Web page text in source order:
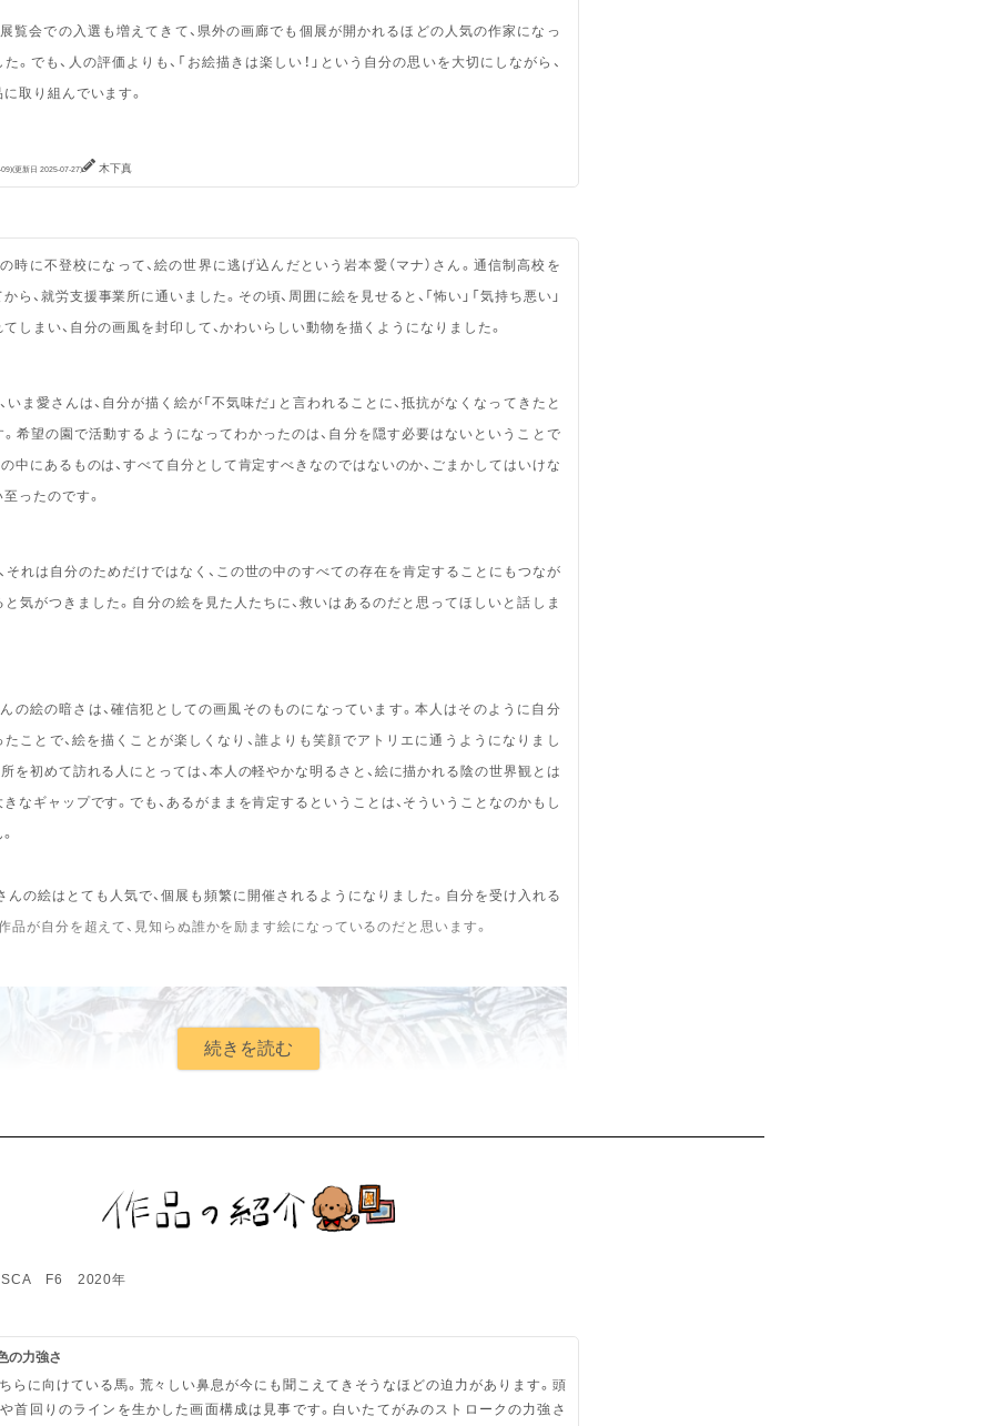
覧会での入選も増えてきて、県外の画廊でも個展が開かれるほどの人気の作家になっ
。でも、人の評価よりも、「お絵描きは楽しい！」という自分の思いを大切にしながら、
取り組んでいます。
(更新日 2025-07-27) 木下真
時に不登校になって、絵の世界に逃げ込んだという岩本愛（マナ）さん。通信制高校を
ら、就労支援事業所に通いました。その頃、周囲に絵を見せると、「怖い」「気持ち悪い」
しまい、自分の画風を封印して、かわいらしい動物を描くようになりました。
ま愛さんは、自分が描く絵が「不気味だ」と言われることに、抵抗がなくなってきたと
。希望の園で活動するようになってわかったのは、自分を隠す必要はないということで
中にあるものは、すべて自分として肯定すべきなのではないのか、ごまかしてはいけな
ったのです。
それは自分のためだけではなく、この世の中のすべての存在を肯定することにもつなが
と気がつきました。自分の絵を見た人たちに、救いはあるのだと思ってほしいと話しま
の絵の暗さは、確信犯としての画風そのものになっています。本人はそのように自分
たことで、絵を描くことが楽しくなり、誰よりも笑顔でアトリエに通うようになりまし
を初めて訪れる人にとっては、本人の軽やかな明るさと、絵に描かれる陰の世界観とは
なギャップです。でも、あるがままを肯定するということは、そういうことなのかもし
んの絵はとても人気で、個展も頻繁に開催されるようになりました。自分を受け入れる
品が自分を超えて、見知らぬ誰かを励ます絵になっているのだと思います。
F6 2020年
の力強さ
らに向けている馬。荒々しい鼻息が今にも聞こえてきそうなほどの迫力があります。頭
首回りのラインを生かした画面構成は見事です。白いたてがみのストロークの力強さ